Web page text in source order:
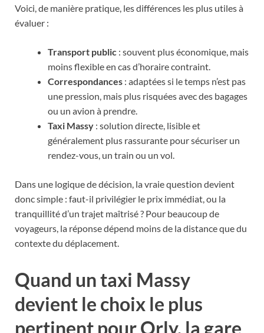
Voici, de manière pratique, les différences les plus utiles à
évaluer :
Transport public : souvent plus économique, mais
moins flexible en cas d’horaire contraint.
Correspondances : adaptées si le temps n’est pas
une pression, mais plus risquées avec des bagages
ou un avion à prendre.
Taxi Massy : solution directe, lisible et
généralement plus rassurante pour sécuriser un
rendez-vous, un train ou un vol.
Dans une logique de décision, la vraie question devient
donc simple : faut-il privilégier le prix immédiat, ou la
tranquillité d’un trajet maîtrisé ? Pour beaucoup de
voyageurs, la réponse dépend moins de la distance que du
contexte du déplacement.
Quand un taxi Massy
devient le choix le plus
pertinent pour Orly, la gare